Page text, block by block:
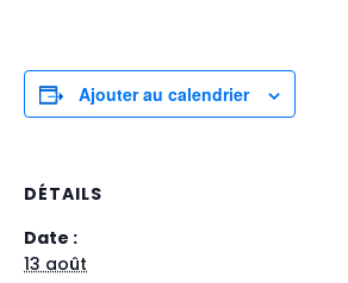
Ajouter au calendrier
DÉTAILS
Date :
13 août